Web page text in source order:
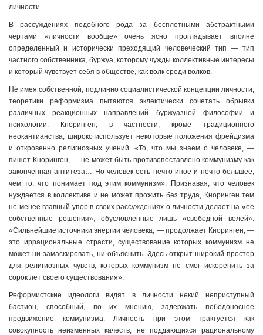
личности.
В рассуждениях подобного рода за бесплотными абстрактными
чертами «личности вообще» очень ясно проглядывает вполне
определенный и исторически преходящий человеческий тип — тип
частного собственника, буржуа, которому чужды коллективные интересы
и который чувствует себя в обществе, как волк среди волков.
Не имея собственной, подлинно социалистической концепции личности,
теоретики реформизма пытаются эклектически сочетать обрывки
различных реакционных направлений буржуазной философии и
психологии. Кноринген, в частности, кроме традиционного
неокантианства, широко использует некоторые положения фрейдизма
и откровенно религиозных учений. «То, что мы знаем о человеке, —
пишет Кноринген, — не может быть противопоставлено коммунизму как
законченная антитеза… Но человек есть нечто иное и нечто большее,
чем то, что понимает под этим коммунизм». Признавая, что человек
нуждается в коллективе и не может прожить без труда, Кноринген тем
не менее главный упор в своих рассуждениях о личности делает на «ее
собственные решения», обусловленные лишь «свободной волей».
«Сильнейшие источники энергии человека, — продолжает Кноринген, —
это иррациональные страсти, существование которых коммунизм не
может ни замаскировать, ни объяснить. Здесь открыт широкий простор
для религиозных чувств, которых коммунизм не смог искоренить за
сорок лет своего существования».
Реформистские идеологи видят в личности некий неприступный
бастион, способный, по их мнению, задержать победоносное
продвижение коммунизма. Личность при этом трактуется как
совокупность неизменных качеств, не поддающихся рациональному